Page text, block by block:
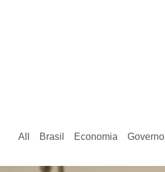
All Brasil Economia Governo